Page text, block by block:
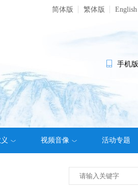
简体版 繁体版 English
手机版
视频音像 活动专题